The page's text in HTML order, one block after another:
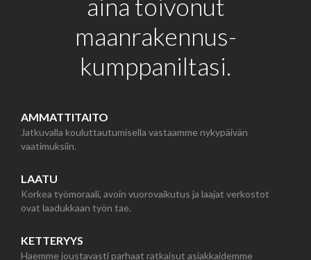
aina toivonut
maanrakennus-
kumppaniltasi.
AMMATTITAITO
Jatkuvalla kouluttautumisella vastaamme nykypäivän
vaatimuksiin.
LAATU
Korkea työmoraali, avoin vuorovaikutus ja laajat verkostot
ovat laadukkaan työn tae.
KETTERYYS
Haemme joustavasti parhaat ratkaisut asiakkaidemme